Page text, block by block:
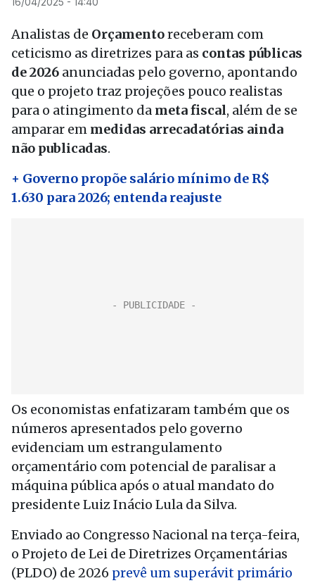
Analistas de Orçamentoreceberam com
ceticismo as diretrizes para as contas públicas
de 2026 anunciadas pelo governo, apontando
que o projeto traz projeções pouco realistas
para o atingimento da meta fiscal, além de se
amparar em medidas arrecadatórias ainda
não publicadas.
+ Governo propõe salário mínimo de R$
1.630 para 2026; entenda reajuste
Os economistas enfatizaram também que os
números apresentados pelo governo
evidenciam um estrangulamento
orçamentário com potencial de paralisar a
máquina pública após o atual mandato do
presidente Luiz Inácio Lula da Silva.
Enviado ao Congresso Nacional na terça-feira,
o Projeto de Lei de Diretrizes Orçamentárias
(PLDO) de 2026 prevê um superávit primário